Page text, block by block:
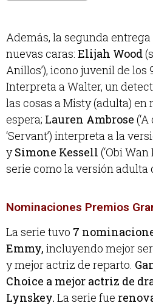
Además, la segunda
nuevas caras: Elijah Wood
Anillos’), icono juvenil de los
Interpreta a Walter, un
las cosas a Misty (adulta) en
espera; Lauren Ambrose
‘Servant’) interpreta a la
ySimone Kessell (‘Obi
serie como la versión adulta
Nominaciones Premios
La serie tuvo 7
Emmy, incluyendo mejor
y mejor actriz de reparto.
Choice a mejor actriz de
Lynskey. La serie fue